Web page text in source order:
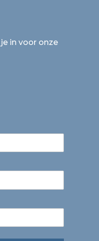
in voor onze